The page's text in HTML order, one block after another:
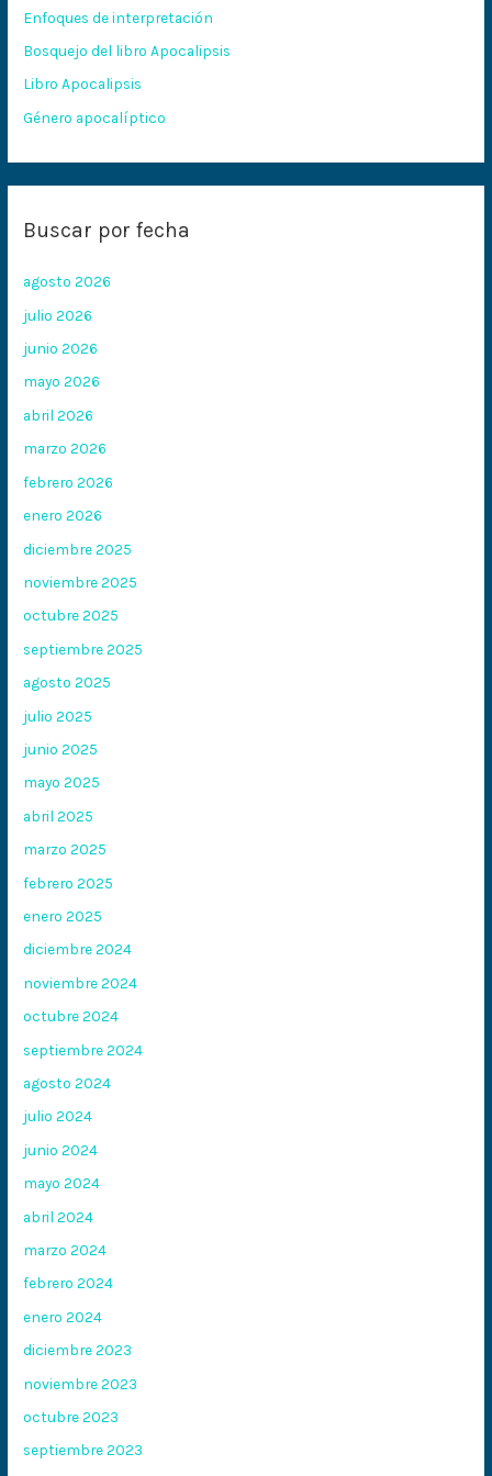
o
r
:
Enfoques de interpretación
Bosquejo del libro Apocalipsis
Libro Apocalipsis
Género apocalíptico
Buscar por fecha
agosto 2026
julio 2026
junio 2026
mayo 2026
abril 2026
marzo 2026
febrero 2026
enero 2026
diciembre 2025
noviembre 2025
octubre 2025
septiembre 2025
agosto 2025
julio 2025
junio 2025
mayo 2025
abril 2025
marzo 2025
febrero 2025
enero 2025
diciembre 2024
noviembre 2024
octubre 2024
septiembre 2024
agosto 2024
julio 2024
junio 2024
mayo 2024
abril 2024
marzo 2024
febrero 2024
enero 2024
diciembre 2023
noviembre 2023
octubre 2023
septiembre 2023